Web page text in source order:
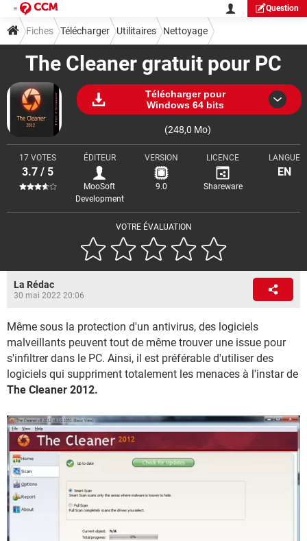
Question
The Cleaner gratuit pour PC
Télécharger pour
Windows 64 bits
(248,0 Mo)
VOTRE ÉVALUATION
17 VOTES
3.7 / 5
ÉDITEUR
MooSoft
Development
VERSION
9.0
LICENCE
Shareware
LANGUE
EN
Fiches Télécharger Utilitaires Nettoyage
La Rédac
30 mai 2022 20:06
Même sous la protection d'un antivirus, des logiciels
malveillants peuvent tout de même trouver une issue pour
s'infiltrer dans le PC. Ainsi, il est préférable d'utiliser des
logiciels qui suppriment totalement les menaces à l'instar de
The Cleaner 2012.